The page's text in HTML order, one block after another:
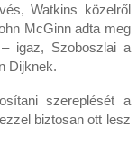
Watkins közelről
McGinn adta meg
igaz, Szoboszlai a
Dijknek.
szereplését a
biztosan ott lesz